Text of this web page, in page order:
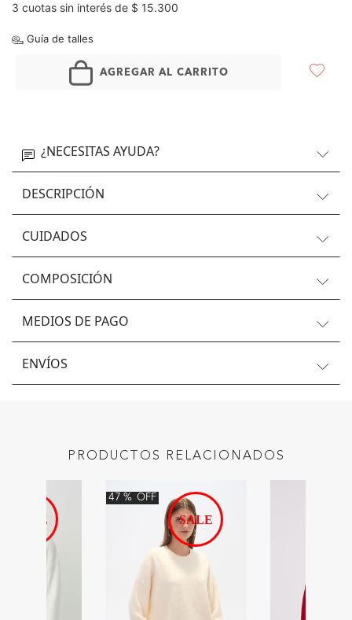
3 cuotas sin interés de $ 15.300
Guía de talles
AGREGAR AL CARRITO
¿NECESITAS AYUDA?
DESCRIPCIÓN
CUIDADOS
COMPOSICIÓN
MEDIOS DE PAGO
ENVÍOS
PRODUCTOS RELACIONADOS
47% OFF